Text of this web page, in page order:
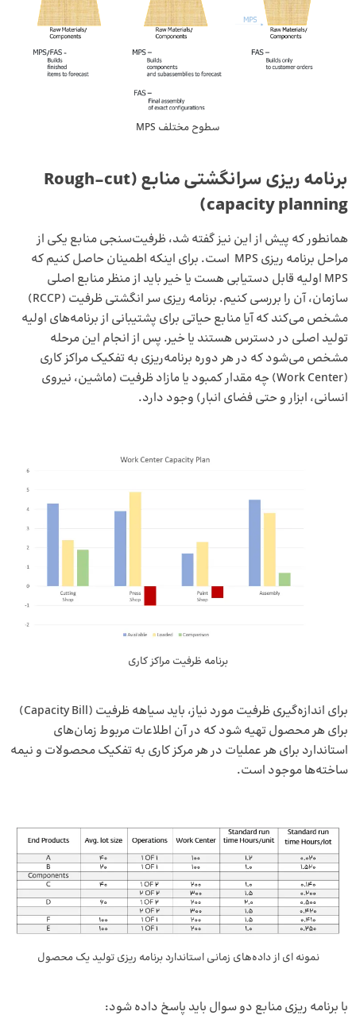
سطوح مختلف MPS
برنامه ریزی سرانگشتی منابع (Rough-cut
capacity planning)
همانطور که پیش از این نیز گفته شد، ظرفیت‌سنجی منابع یکی از
مراحل برنامه ریزی MPS است. برای اینکه اطمینان حاصل کنیم که
MPS اولیه قابل دستیابی هست یا خیر باید از منظر منابع اصلی
سازمان، آن را بررسی کنیم. برنامه ریزی سر انگشتی ظرفیت (RCCP)
مشخص می‌کند که آیا منابع حیاتی برای پشتیبانی از برنامه‌های اولیه
تولید اصلی در دسترس هستند یا خیر. پس از انجام این مرحله
مشخص می‌شود که در هر دوره برنامه‌ریزی به تفکیک مراکز کاری
(Work Center) چه مقدار کمبود یا مازاد ظرفیت (ماشین، نیروی
انسانی، ابزار و حتی فضای انبار) وجود دارد.
برنامه ظرفیت مراکز کاری
برای اندازه‌گیری ظرفیت مورد نیاز، باید سیاهه ظرفیت (Capacity Bill)
برای هر محصول تهیه شود که در آن اطلاعات مربوط زمان‌های
استاندارد برای هر عملیات در هر مرکز کاری به تفکیک محصولات و نیمه
ساخته‌ها موجود است.
نمونه ای از داده‌های زمانی استاندارد برنامه ریزی تولید یک محصول
با برنامه ریزی منابع دو سوال باید پاسخ داده شود: